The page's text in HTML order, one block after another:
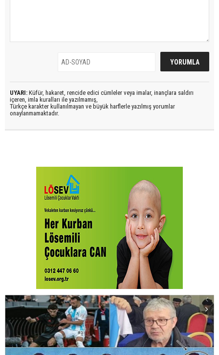
UYARI: Küfür, hakaret, rencide edici cümleler veya imalar, inançlara saldırı
içeren, imla kuralları ile yazılmamış,
Türkçe karakter kullanılmayan ve büyük harflerle yazılmış yorumlar
onaylanmamaktadır.